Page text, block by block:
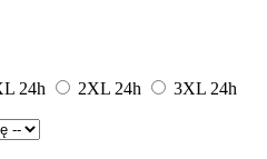
24h 2XL 24h 3XL 24h